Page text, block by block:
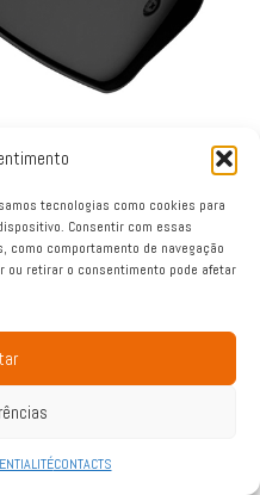
tecnologias como cookies para
Consentir com essas
comportamento de navegação
ou retirar o consentimento pode afetar
CONTACTS
ET PRÉSENCE